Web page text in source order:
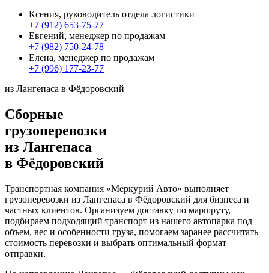
Ксения, руководитель отдела логистики
+7 (912) 653-75-77
Евгений, менеджер по продажам
+7 (982) 750-24-78
Елена, менеджер по продажам
+7 (996) 177-23-77
из Лангепаса в Фёдоровский
Сборные
грузоперевозки
из Лангепаса
в Фёдоровский
Транспортная компания «Меркурий Авто» выполняет
грузоперевозки из Лангепаса в Фёдоровский для бизнеса и
частных клиентов. Организуем доставку по маршруту,
подбираем подходящий транспорт из нашего автопарка под
объем, вес и особенности груза, помогаем заранее рассчитать
стоимость перевозки и выбрать оптимальный формат
отправки.